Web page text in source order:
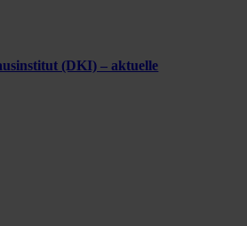
(DKI) – aktuelle